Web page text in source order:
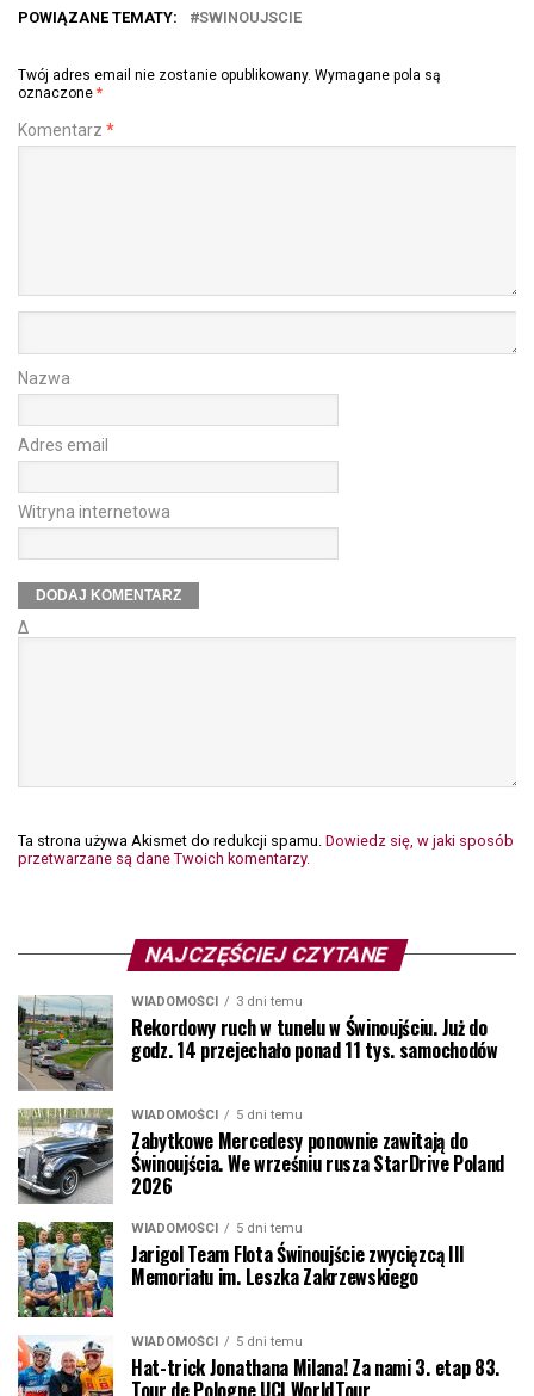
POWIĄZANE TEMATY: SWINOUJSCIE
Twój adres email nie zostanie opublikowany. Wymagane pola są
oznaczone *
Komentarz *
Nazwa
Adres email
Witryna internetowa
Δ
Ta strona używa Akismet do redukcji spamu. Dowiedz się, w jaki sposób
przetwarzane są dane Twoich komentarzy.
NAJCZĘŚCIEJ CZYTANE
WIADOMOŚCI 3 dni temu
Rekordowy ruch w tunelu w Świnoujściu. Już do
godz. 14 przejechało ponad 11 tys. samochodów
WIADOMOŚCI 5 dni temu
Zabytkowe Mercedesy ponownie zawitają do
Świnoujścia. We wrześniu rusza StarDrive Poland
2026
WIADOMOŚCI 5 dni temu
Jarigol Team Flota Świnoujście zwycięzcą III
Memoriału im. Leszka Zakrzewskiego
WIADOMOŚCI 5 dni temu
Hat-trick Jonathana Milana! Za nami 3. etap 83.
Tour de Pologne UCI WorldTour